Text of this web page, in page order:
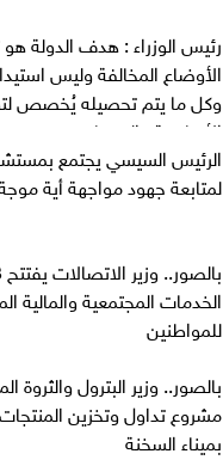
رئيس الوزراء : هدف الدولة
الأوضاع المخالفة وليس
وكل ما يتم تحصيله يُخصص
الأساسية والخدمات
الرئيس السيسي يجتمع
لمتابعة جهود مواجهة أية موجة
الخدمات المجتمعية والمالية
للمواطنين
بالصور.. وزير البترول والثروة
مشروع تداول وتخزين المنتجات
بميناء السخنة